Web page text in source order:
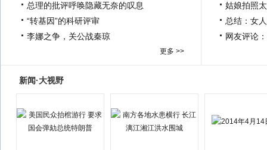
总理的批评呼唤隐藏无奈的叹息
“转基因”的科研评审
李娜之争，关公战秦琼
更多 >>
姑娘拍照
总结：女
网友评论
新闻·大视野